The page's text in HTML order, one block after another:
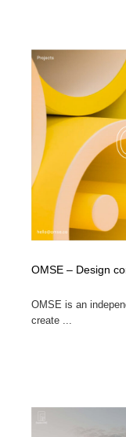
OMSE – Design
OMSE is an
create ...